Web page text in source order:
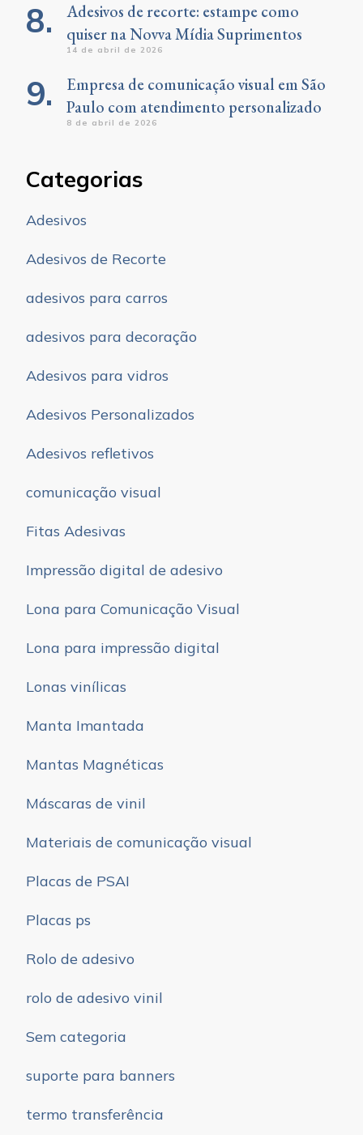
Adesivos de recorte: estampe como
quiser na Novva Mídia Suprimentos
14 de abril de 2026
Empresa de comunicação visual em São
Paulo com atendimento personalizado
8 de abril de 2026
Categorias
Adesivos
Adesivos de Recorte
adesivos para carros
adesivos para decoração
Adesivos para vidros
Adesivos Personalizados
Adesivos refletivos
comunicação visual
Fitas Adesivas
Impressão digital de adesivo
Lona para Comunicação Visual
Lona para impressão digital
Lonas vinílicas
Manta Imantada
Mantas Magnéticas
Máscaras de vinil
Materiais de comunicação visual
Placas de PSAI
Placas ps
Rolo de adesivo
rolo de adesivo vinil
Sem categoria
suporte para banners
termo transferência